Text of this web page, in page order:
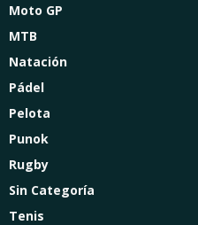
Moto GP
MTB
Natación
Pádel
Pelota
Punok
Rugby
Sin Categoría
Tenis